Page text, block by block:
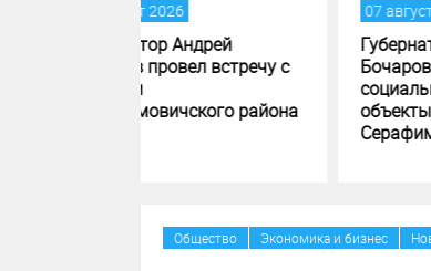
07 август 2026
Губернатор Андрей
Бочаров посетил
объекты
Серафимовичского района
Общество Экономика и бизнес